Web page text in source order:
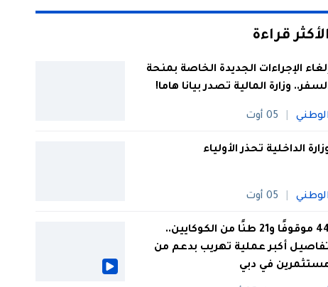
الأكثر قراءة
الإجراءات الجديدة الخاصة بمنحة
وزارة المالية تصدر بيانا هاما!
الوطني 05 أوت
الداخلية تحذر الأولياء
الوطني 05 أوت
44 موقوفًا و21 طنًا من الكوكايين..
أكبر عملية تهريب بدعم من
في دبي